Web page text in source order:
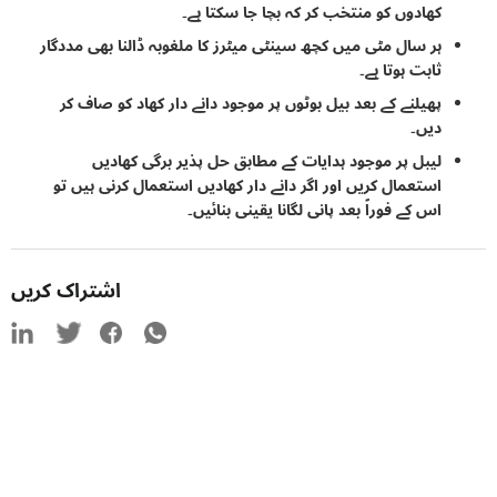
کھادوں کو منتخب کر کہ بچا جا سکتا ہے۔
ہر سال مٹی میں کچھ سینٹی میٹرز کا ملغوبہ ڈالنا بھی مددگار
ثابت ہوتا ہے۔
پھیلنے کے بعد بیل بوٹوں پر موجود دانے دار کھاد کو صاف کر
لیبل پر موجود ہدایات کے مطابق حل پذیر برگی کھادیں
استعمال کریں اور اگر دانے دار کھادیں استعمال کرنی ہیں تو
اس کے فوراً بعد پانی لگانا یقینی بنائیں۔
اشتراک کریں